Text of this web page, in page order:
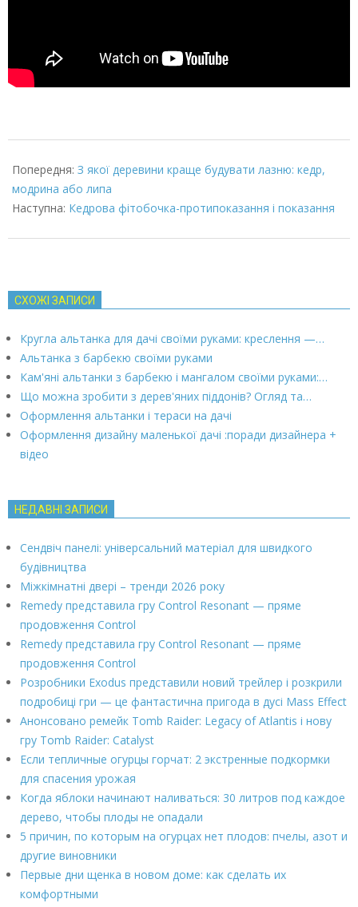
03-
08
Попередня: З якої деревини краще будувати лазню: кедр,
модрина або липа
Наступна: Кедрова фітобочка-протипоказання і показання
СХОЖІ ЗАПИСИ
Кругла альтанка для дачі своїми руками: креслення —…
Альтанка з барбекю своїми руками
Кам'яні альтанки з барбекю і мангалом своїми руками:…
Що можна зробити з дерев'яних піддонів? Огляд та…
Оформлення альтанки і тераси на дачі
Оформлення дизайну маленької дачі :поради дизайнера +
відео
НЕДАВНІ ЗАПИСИ
Сендвіч панелі: універсальний матеріал для швидкого
будівництва
Міжкімнатні двері – тренди 2026 року
Remedy представила гру Control Resonant — пряме
продовження Control
Remedy представила гру Control Resonant — пряме
продовження Control
Розробники Exodus представили новий трейлер і розкрили
подробиці гри — це фантастична пригода в дусі Mass Effect
Анонсовано ремейк Tomb Raider: Legacy of Atlantis і нову
гру Tomb Raider: Catalyst
Если тепличные огурцы горчат: 2 экстренные подкормки
для спасения урожая
Когда яблоки начинают наливаться: 30 литров под каждое
дерево, чтобы плоды не опадали
5 причин, по которым на огурцах нет плодов: пчелы, азот и
другие виновники
Первые дни щенка в новом доме: как сделать их
комфортными